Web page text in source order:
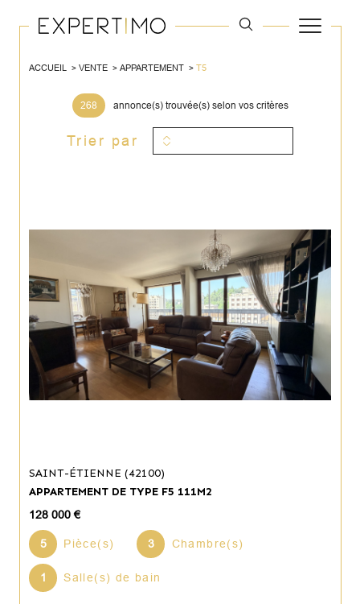
ACCUEIL VENTE APPARTEMENT T5
268 annonce(s) trouvée(s) selon vos critères
Trier par
SAINT-ÉTIENNE (42100)
APPARTEMENT DE TYPE F5 111M2
128 000 €
5 Pièce(s) 3 Chambre(s)
1 Salle(s) de bain